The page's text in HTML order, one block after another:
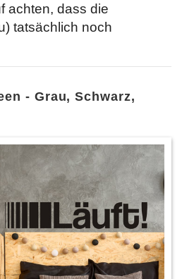
achten, dass die
tatsächlich noch
- Grau, Schwarz,